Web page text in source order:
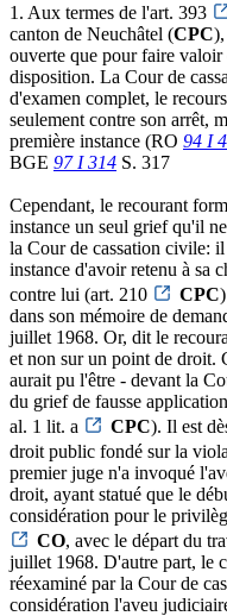
1. Aux termes de l'art. 393
canton de Neuchâtel (CPC
ouverte que pour faire valoir
disposition. La Cour de
d'examen complet, le
seulement contre son arrêt,
première instance (RO 94 I
BGE 97 I 314 S. 317
Cependant, le recourant
instance un seul grief qu'il
la Cour de cassation civile:
instance d'avoir retenu à sa
contre lui (art. 210
CPC
dans son mémoire de
juillet 1968. Or, dit le
et non sur un point de droit.
aurait pu l'être - devant la
du grief de fausse
al. 1 lit. a
CPC). Il est
droit public fondé sur la
premier juge n'a invoqué
droit, ayant statué que le
considération pour le
CO, avec le départ du
juillet 1968. D'autre part, le
réexaminé par la Cour de
considération l'aveu